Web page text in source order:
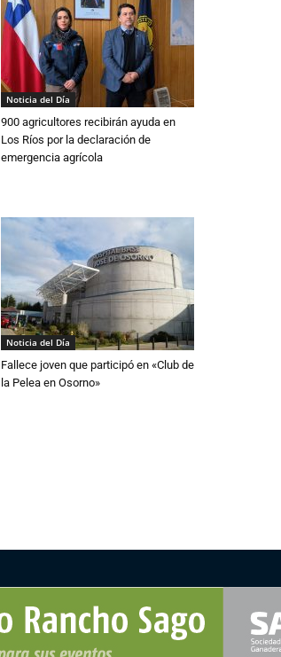
Noticia del Día
900 agricultores recibirán ayuda en
Los Ríos por la declaración de
emergencia agrícola
Noticia del Día
Fallece joven que participó en «Club de
la Pelea en Osorno»